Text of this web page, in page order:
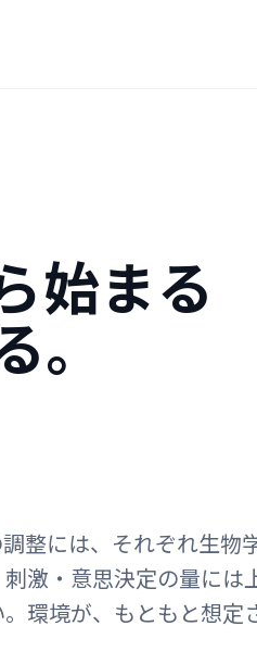
始まる
整には、それぞれ生物
激・意思決定の量には
環境が、もともと想定